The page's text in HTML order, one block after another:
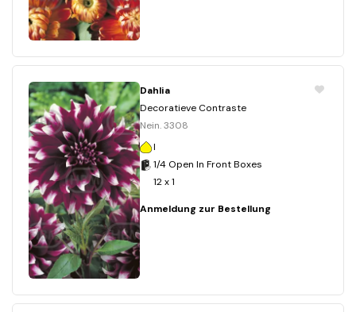
Dahlia
Decoratieve Contraste
Nein. 3308
I
1/4 Open In Front Boxes
12 x 1
Anmeldung zur Bestellung